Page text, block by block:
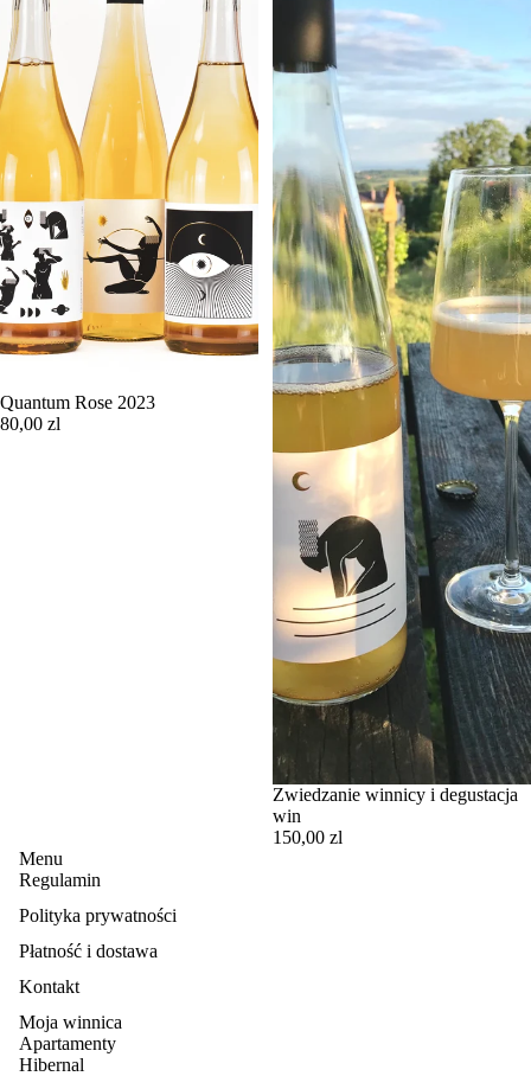
Quantum Rose 2023
80,00 zl
Zwiedzanie winnicy i degustacja
win
150,00 zl
Menu
Regulamin
Polityka prywatności
Płatność i dostawa
Kontakt
Moja winnica
Apartamenty
Hibernal
Polityka zwrotu kosztów